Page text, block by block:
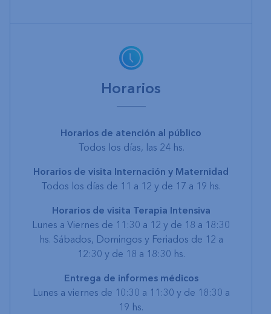
Horarios
Horarios de atención al público
Todos los días, las 24 hs.
Horarios de visita Internación y Maternidad
Todos los días de 11 a 12 y de 17 a 19 hs.
Horarios de visita Terapia Intensiva
Lunes a Viernes de 11:30 a 12 y de 18 a 18:30
hs. Sábados, Domingos y Feriados de 12 a
12:30 y de 18 a 18:30 hs.
Entrega de informes médicos
Lunes a viernes de 10:30 a 11:30 y de 18:30 a
19 hs.